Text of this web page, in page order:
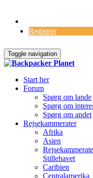
Registrer
Toggle navigation
Start her
Forum
Spørg om lande
Spørg om
Spørg om andet
Rejsekammerater
Afrika
Asien
Stillehavet
Caribien
Centralamerika